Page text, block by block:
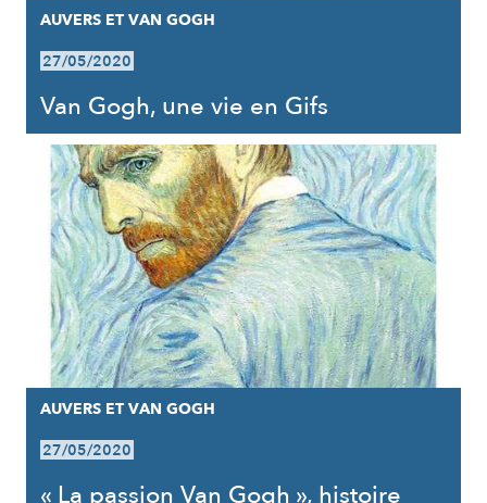
AUVERS ET VAN GOGH
27/05/2020
Van Gogh, une vie en Gifs
AUVERS ET VAN GOGH
27/05/2020
« La passion Van Gogh », histoire